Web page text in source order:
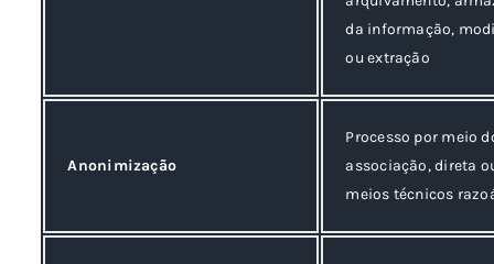
da informação,
ou extração
Anonimização
Processo por meio
associação, direta
meios técnicos